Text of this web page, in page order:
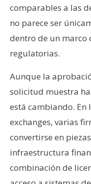
comparables a las
no parece ser
dentro de un marco
regulatorias.
Aunque la
solicitud muestra
está cambiando.
exchanges, varias
convertirse en
infraestructura
combinación de